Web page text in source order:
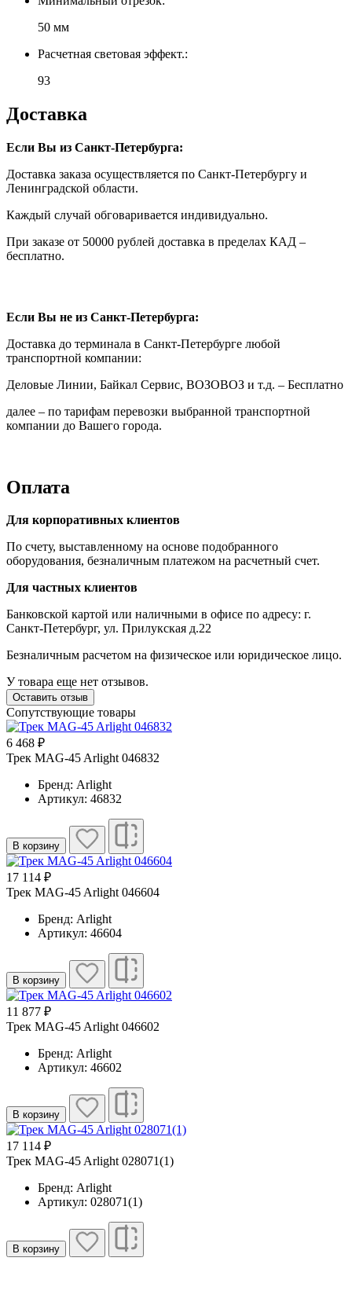
50 мм
Расчетная световая эффект.:
93
Доставка
Если Вы из Санкт-Петербурга:
Доставка заказа осуществляется по Санкт-Петербургу и
Ленинградской области.
Каждый случай обговаривается индивидуально.
При заказе от 50000 рублей доставка в пределах КАД –
бесплатно.
Если Вы не из Санкт-Петербурга:
Доставка до терминала в Санкт-Петербурге любой
транспортной компании:
Деловые Линии, Байкал Сервис, ВОЗОВОЗ и т.д. – Бесплатно
далее – по тарифам перевозки выбранной транспортной
компании до Вашего города.
Оплата
Для корпоративных клиентов
По счету, выставленному на основе подобранного
оборудования, безналичным платежом на расчетный счет.
Для частных клиентов
Банковской картой или наличными в офисе по адресу: г.
Санкт-Петербург, ул. Прилукская д.22
Безналичным расчетом на физическое или юридическое лицо.
У товара еще нет отзывов.
Оставить отзыв
Сопутствующие товары
6 468 ₽
Трек MAG-45 Arlight 046832
Бренд: Arlight
Артикул: 46832
В корзину
17 114 ₽
Трек MAG-45 Arlight 046604
Бренд: Arlight
Артикул: 46604
В корзину
11 877 ₽
Трек MAG-45 Arlight 046602
Бренд: Arlight
Артикул: 46602
В корзину
17 114 ₽
Трек MAG-45 Arlight 028071(1)
Бренд: Arlight
Артикул: 028071(1)
В корзину